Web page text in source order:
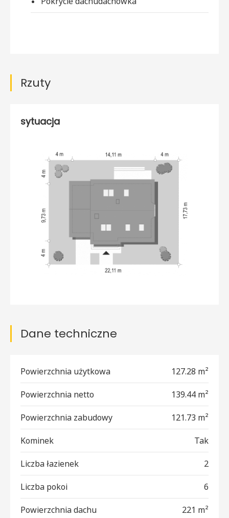
Rzuty
sytuacja
Dane techniczne
Powierzchnia użytkowa 127.28 m²
Powierzchnia netto 139.44 m²
Powierzchnia zabudowy 121.73 m²
Kominek Tak
Liczba łazienek 2
Liczba pokoi 6
Powierzchnia dachu 221 m²